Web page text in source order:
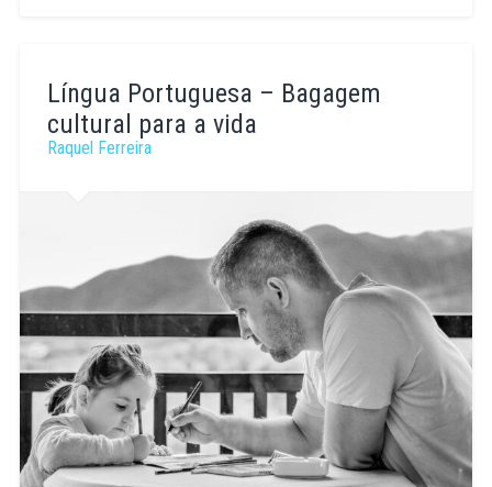
Valente
Língua Portuguesa – Bagagem
cultural para a vida
Raquel Ferreira